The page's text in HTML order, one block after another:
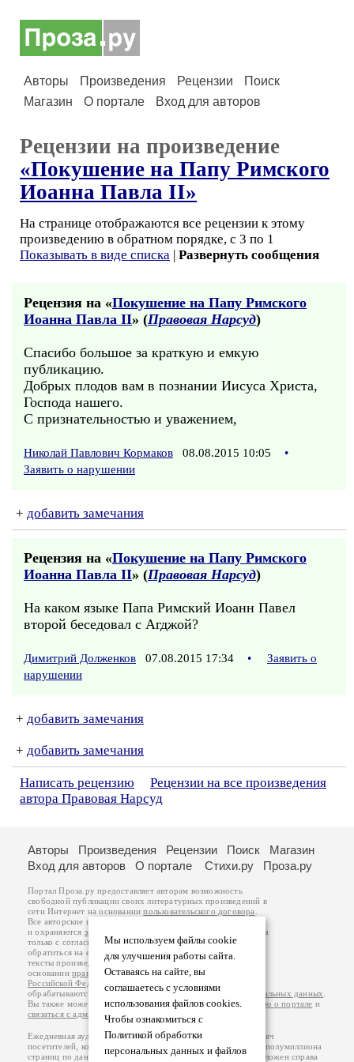
Авторы Произведения Рецензии
Поиск
Магазин
О портале Вход для авторов
Рецензии на произведение
«Покушение на Папу Римского
Иоанна Павла II»
На странице отображаются все рецензии к этому
произведению в обратном порядке, с 3 по 1
Показывать в виде списка | Развернуть сообщения
Рецензия на «Покушение на Папу Римского
Иоанна Павла II» (Правовая Нарсуд)
Спасибо большое за краткую и емкую
публикацию.
Добрых плодов вам в познании Иисуса Христа,
Господа нашего.
С признательностью и уважением,
Николай Павлович Кормаков 08.08.2015 10:05
•
Заявить о нарушении
+ добавить замечания
Рецензия на «Покушение на Папу Римского
Иоанна Павла II» (Правовая Нарсуд)
На каком языке Папа Римский Иоанн Павел
второй беседовал с Агджой?
Димитрий Долженков 07.08.2015 17:34 •
Заявить о
нарушении
+ добавить замечания
+ добавить замечания
Написать рецензию
Рецензии на все произведения
автора Правовая Нарсуд
Мы используем файлы cookie
для улучшения работы сайта.
Оставаясь на сайте, вы
соглашаетесь с условиями
использования файлов cookies.
Чтобы ознакомиться с
Политикой обработки
персональных данных и файлов
Авторы Произведения Рецензии Поиск
Магазин
Вход для авторов
О портале Стихи.ру Проза.ру
Портал Проза.ру предоставляет авторам возможность
свободной публикации своих литературных произведений в
сети Интернет на основаниипользовательского договора
Все авторские права на произведения принадлежат авторам
и охраняются законом
. Перепечатка произведений возможна
только с согласия его автора, к которому вы можете
обратиться на его авторской странице. Ответственность за
тексты произведений авторы несут самостоятельно на
основанииправил публикацииизаконодательства
Российской Федерации
обрабатываются на основанииПолитики обработки персональных данных
Вы также можете посмотреть более подробнуюинформацию о портале и
связаться с администрацией
Ежедневная аудитория портала Проза.ру – порядка 100 тысяч
посетителей, которые в общей сумме просматривают более полумиллиона
страниц по данным счетчика посещаемости, который расположен справа